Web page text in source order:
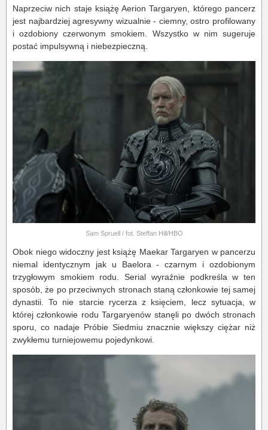
Naprzeciw nich staje książę Aerion Targaryen, którego pancerz
jest najbardziej agresywny wizualnie - ciemny, ostro profilowany
i ozdobiony czerwonym smokiem. Wszystko w nim sugeruje
postać impulsywną i niebezpieczną.
Sam Spruell / fot. Steffan Hill/HBO
Obok niego widoczny jest książę Maekar Targaryen w pancerzu
niemal identycznym jak u Baelora - czarnym i ozdobionym
trzygłowym smokiem rodu. Serial wyraźnie podkreśla w ten
sposób, że po przeciwnych stronach staną członkowie tej samej
dynastii. To nie starcie rycerza z księciem, lecz sytuacja, w
której członkowie rodu Targaryenów stanęli po dwóch stronach
sporu, co nadaje Próbie Siedmiu znacznie większy ciężar niż
zwykłemu turniejowemu pojedynkowi.